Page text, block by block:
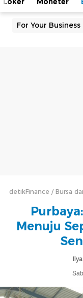
For Your Business
detikFinance Bursa
Menuju